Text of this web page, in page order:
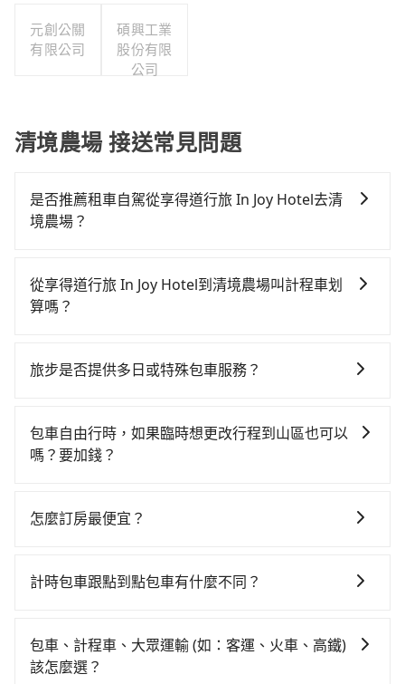
元創公關
有限公司
碩興工業
股份有限
公司
清境農場 接送常見問題
是否推薦租車自駕從享得道行旅 In Joy Hotel去清
境農場？
時不需要閉目養神（因為要自己開車），最重要的是你
當天就要來回，那在台中路邊可隨租隨借的iRent應該是
道行旅 In Joy Hotel到清境農場的花費預估為
時40元路邊停車費用預估進去，但額外的汽車保險與可
能的罰單都需自付。再者，和運的iRent只提供最基本的
或九人座可供選擇，而且無人租車最令人詬病的就是車
樣。另外，偶爾也會遇到明明已經預約了時間但上一位
小的風險。最後，雖然路邊隨租隨還看似方便，但實際
使用時還是有其區域的限制，實際可停靠的地點與你的
從享得道行旅 In Joy Hotel到清境農場叫計程車划
算嗎？
灣大車隊、Uber、Line Taxi、Yoxi等，如果在路邊攔不
誠衛星計程車等叫車看看。依照里程跳錶計算，價格約
為2,325~2,800元間，若改選tripool的專車服務可再更
叫車的難度是雙北市的490倍。再加上台中市有些計程車
Hotel到清境農場的跳表小黃可能較為便宜，但當你們人
旅步是否提供多日或特殊包車服務？
專人回覆您。
包車自由行時，如果臨時想更改行程到山區也可以
嗎？要加錢？
旅步可能會根據行經的路線是否超過海拔1500公尺來進
我們會透過Email的方式向您說明收費細節，讓您能更放
怎麼訂房最便宜？
OTA (online travel agent) 來完成，除了可以快速依據
會員或者使用特定的信用卡，還可以累積點數做現金回
饋或未來換取免費的住房。台灣人常用的線上訂房平台
計時包車跟點到點包車有什麼不同？
不同之處： 計時包車：計時包車是按照用車時間來計
費，通常以每小時為單位，客戶可以根據自己的需要預
包車、計程車、大眾運輸 (如：客運、火車、高鐵)
該怎麼選？